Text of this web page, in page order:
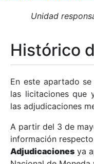
Mostrar/Ocultar
Mostrar/Ocultar
Mostrar/Ocultar
Unidad
Histórico
En este apartado
las licitaciones que
las adjudicaciones
A partir del 3 de
información
Adjudicaciones ya